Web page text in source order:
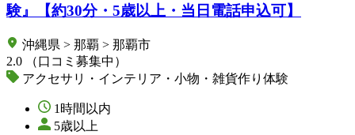
験』【約30分・5歳以上・当日電話申込可】
沖縄県 > 那覇 > 那覇市
2.0
（口コミ募集中）
アクセサリ・インテリア・小物・雑貨作り体験
1時間以内
5歳以上